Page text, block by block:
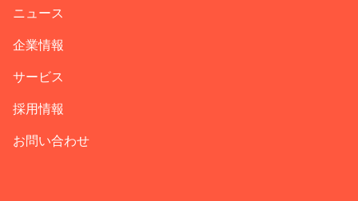
ニュース
企業情報
サービス
採用情報
お問い合わせ